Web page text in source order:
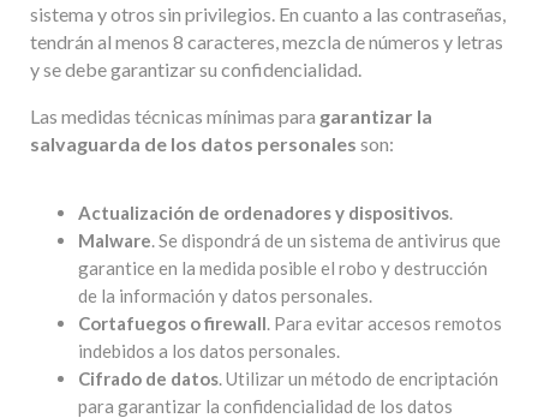
sistema y otros sin privilegios. En cuanto a las contraseñas,
tendrán al menos 8 caracteres, mezcla de números y letras
y se debe garantizar su confidencialidad.
Las medidas técnicas mínimas para garantizar la
salvaguarda de los datos personales son:
Actualización de ordenadores y dispositivos
Malware . Se dispondrá de un sistema de antivirus que
garantice en la medida posible el robo y destrucción
de la información y datos personales.
Cortafuegos o firewall . Para evitar accesos remotos
indebidos a los datos personales.
Cifrado de datos . Utilizar un método de encriptación
para garantizar la confidencialidad de los datos